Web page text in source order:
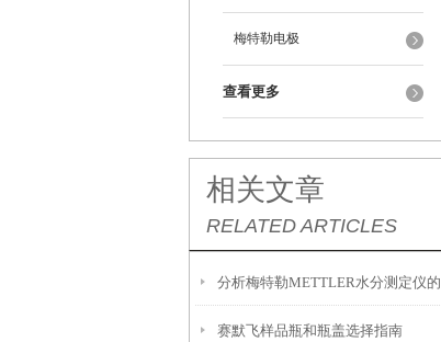
梅特勒电极
查看更多
相关文章
RELATED ARTICLES
分析梅特勒METTLER水分测定仪的
电极污染与保养
赛默飞样品瓶和瓶盖选择指南